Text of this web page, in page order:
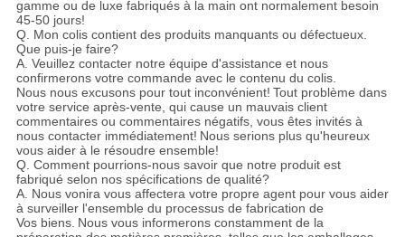
gamme ou de luxe fabriqués à la main ont normalement besoin
45-50 jours!
Q. Mon colis contient des produits manquants ou défectueux.
Que puis-je faire?
A. Veuillez contacter notre équipe d'assistance et nous
confirmerons votre commande avec le contenu du colis.
Nous nous excusons pour tout inconvénient! Tout problème dans
votre service après-vente, qui cause un mauvais client
commentaires ou commentaires négatifs, vous êtes invités à
nous contacter immédiatement! Nous serions plus qu'heureux
vous aider à le résoudre ensemble!
Q. Comment pourrions-nous savoir que notre produit est
fabriqué selon nos spécifications de qualité?
A. Nous vonira vous affectera votre propre agent pour vous aider
à surveiller l'ensemble du processus de fabrication de
Vos biens. Nous vous informerons constamment de la